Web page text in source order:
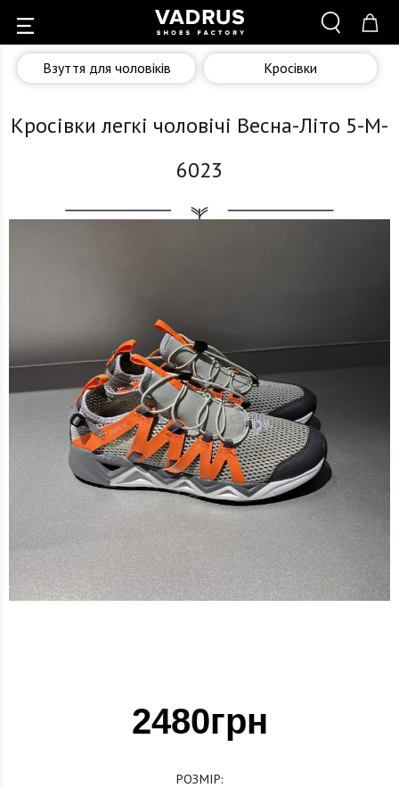
Взуття для чоловіків Кросівки
Кросівки легкі чоловічі Весна-Літо 5-M-
6023
2480грн
РОЗМІР: